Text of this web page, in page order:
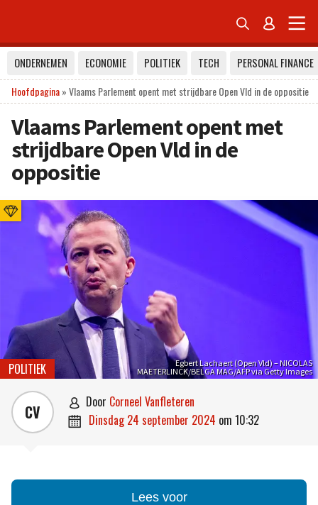
 
ONDERNEMEN ECONOMIE POLITIEK TECH
PERSONAL FINANCE
Hoofdpagina»Vlaams Parlement opent met strijdbare Open Vld in de oppositie
Vlaams Parlement opent met
strijdbare Open Vld in de
oppositie
Egbert Lachaert (Open Vld) – NICOLAS
MAETERLINCK/BELGA MAG/AFP via Getty Images
POLITIEK
CV  door Corneel Vanfleteren
 dinsdag 24 september 2024 om 10:32
Lees voor